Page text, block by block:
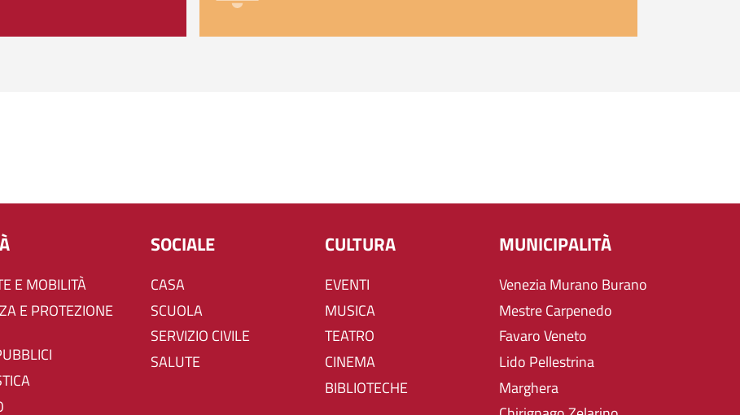
E MOBILITÀ
SOCIALE
CASA
SCUOLA
SERVIZIO CIVILE
SALUTE
CULTURA
EVENTI
MUSICA
TEATRO
CINEMA
BIBLIOTECHE
MUNICIPALITÀ
Venezia Murano Burano
Mestre Carpenedo
Favaro Veneto
Lido Pellestrina
Marghera